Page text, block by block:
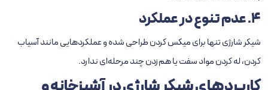
4. عدم تنوع در عملکرد
شیکر شارژی تنها برای میکس کردن طراحی شده و عملکردهایی مانند آسیاب
کردن، له کردن مواد سفت یا هم‌زدن چند مرحله‌ای ندارد.